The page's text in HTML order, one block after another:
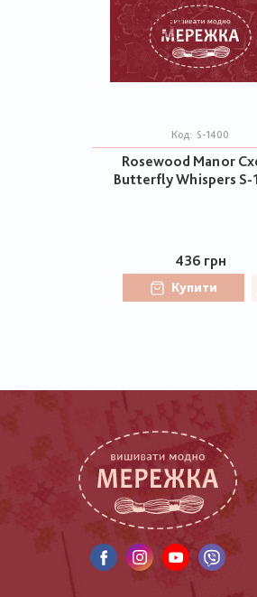
Код: S-1400
Rosewood Manor
Butterfly Whispers S-
436 грн
Купити